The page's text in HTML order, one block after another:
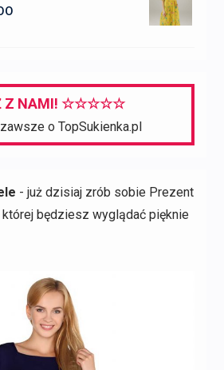
Z NAMI! ☆☆☆☆☆
o TopSukienka.pl
- już dzisiaj zrób sobie Prezent
będziesz wyglądać pięknie